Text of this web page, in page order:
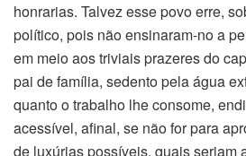
honrarias. Talvez esse povo erre,
político, pois não ensinaram-no a
em meio aos triviais prazeres do
pai de família, sedento pela água
quanto o trabalho lhe consome,
acessível, afinal, se não for para
de luxúrias possíveis, quais seriam